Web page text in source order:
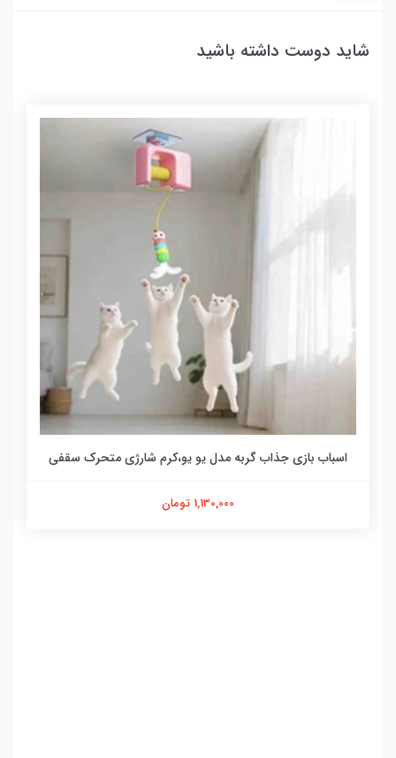
شاید دوست داشته باشید
اسباب بازی جذاب گربه مدل یو یو،کرم شارژی متحرک سقفی
1,130,000 تومان